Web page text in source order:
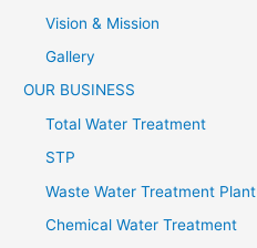
Vision & Mission
Gallery
OUR BUSINESS
Total Water Treatment
STP
Waste Water Treatment Plant
Chemical Water Treatment